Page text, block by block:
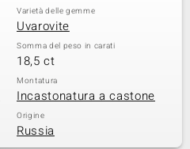
Varietà delle gemme
Uvarovite
Somma del peso in carati
18,5 ct
Montatura
Incastonatura a castone
Origine
Russia